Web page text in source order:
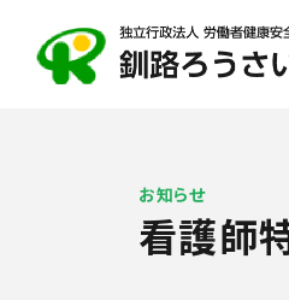
お知らせ
看護師